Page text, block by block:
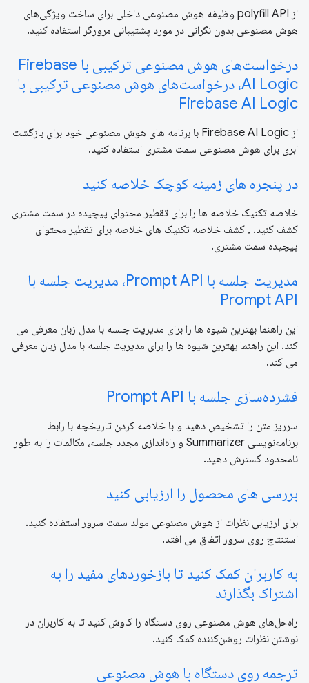
از polyfill API وظیفه هوش مصنوعی داخلی برای ساخت ویژگی‌های
هوش مصنوعی بدون نگرانی در مورد پشتیبانی مرورگر استفاده کنید.
درخواست‌های هوش مصنوعی ترکیبی با Firebase
AI Logic، درخواست‌های هوش مصنوعی ترکیبی با
Firebase AI Logic
از Firebase AI Logic با برنامه های هوش مصنوعی خود برای بازگشت
ابری برای هوش مصنوعی سمت مشتری استفاده کنید.
در پنجره های زمینه کوچک خلاصه کنید
خلاصه تکنیک خلاصه ها را برای تقطیر محتوای پیچیده در سمت مشتری
کشف کنید. , کشف خلاصه تکنیک های خلاصه برای تقطیر محتوای
پیچیده سمت مشتری.
مدیریت جلسه با Prompt API، مدیریت جلسه با
Prompt API
این راهنما بهترین شیوه ها را برای مدیریت جلسه با مدل زبان معرفی می
کند. این راهنما بهترین شیوه ها را برای مدیریت جلسه با مدل زبان معرفی
می کند.
فشرده‌سازی جلسه با Prompt API
سرریز متن را تشخیص دهید و با خلاصه کردن تاریخچه با رابط
برنامه‌نویسی Summarizer و راه‌اندازی مجدد جلسه، مکالمات را به طور
نامحدود گسترش دهید.
بررسی های محصول را ارزیابی کنید
برای ارزیابی نظرات از هوش مصنوعی مولد سمت سرور استفاده کنید.
استنتاج روی سرور اتفاق می افتد.
به کاربران کمک کنید تا بازخوردهای مفید را به
اشتراک بگذارند
راه‌حل‌های هوش مصنوعی روی دستگاه را کاوش کنید تا به کاربران در
نوشتن نظرات روشن‌کننده کمک کنید.
ترجمه روی دستگاه با هوش مصنوعی